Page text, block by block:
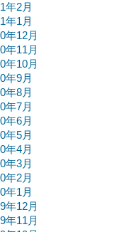
年2月
年1月
年12月
年11月
年10月
年9月
年8月
年7月
年6月
年5月
年4月
年3月
年2月
年1月
年12月
年11月